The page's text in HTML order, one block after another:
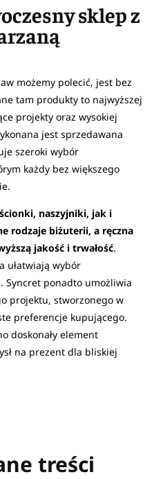
sklep z
możemy polecić, jest bez
tam produkty to najwyższej
projekty oraz wysokiej
jest sprzedawana
szeroki wybór
każdy bez większego
naszyjniki, jak i
rodzaje biżuterii, a ręczna
jakość i trwałość.
ułatwiają wybór
Syncret ponadto umożliwia
projektu, stworzonego w
preferencje kupującego.
doskonały element
na prezent dla bliskiej
treści